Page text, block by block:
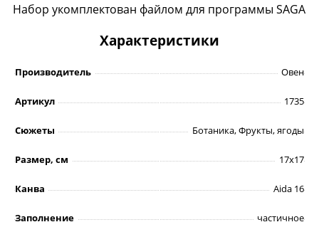
Набор укомплектован файлом для программы SAGA
Характеристики
Производитель Овен
Артикул 1735
Сюжеты Ботаника, Фрукты, ягоды
Размер, см 17х17
Канва Aida 16
Заполнение частичное